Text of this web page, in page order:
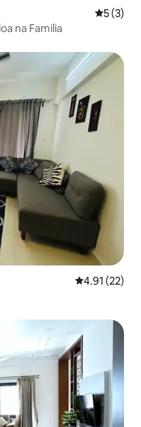
5 (3)
na Familia
Ukadiriaji wa
4.91 (22)